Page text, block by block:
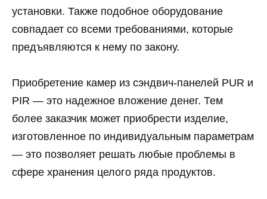
установки. Также подобное оборудование
совпадает со всеми требованиями, которые
предъявляются к нему по закону.
Приобретение камер из сэндвич-панелей PUR и
PIR — это надежное вложение денег. Тем
более заказчик может приобрести изделие,
изготовленное по индивидуальным параметрам
— это позволяет решать любые проблемы в
сфере хранения целого ряда продуктов.